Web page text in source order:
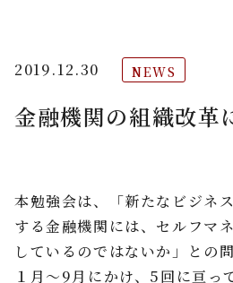
2019.12.30 NEWS
金融機関の組織改革
本勉強会は、「新たなビジネ
する金融機関には、セルフマ
しているのではないか」との
１月～9月にかけ、5回に亘っ